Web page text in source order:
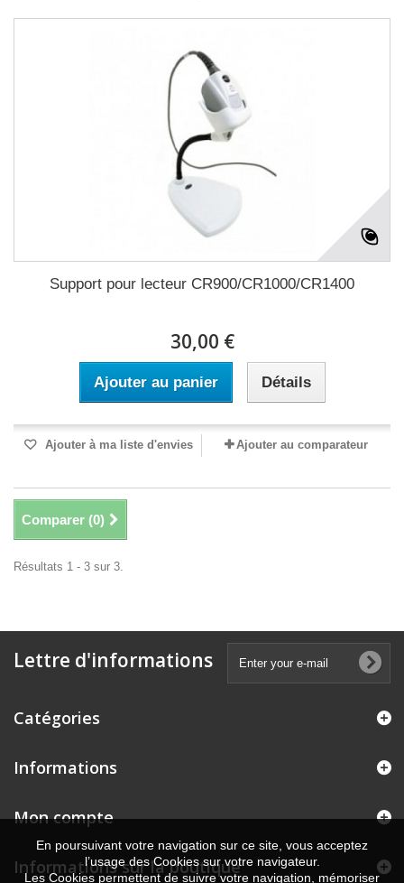
Support pour lecteur CR900/CR1000/CR1400
30,00 €
Ajouter au panier Détails
Ajouter à ma liste d'envies Ajouter au comparateur
Comparer (0)
Résultats 1 - 3 sur 3.
Lettre d'informations
Catégories
Informations
Mon compte
Informations sur la boutique
En poursuivant votre navigation sur ce site, vous acceptez
l’usage des Cookies sur votre navigateur.
Les Cookies permettent de suivre votre navigation, mémoriser